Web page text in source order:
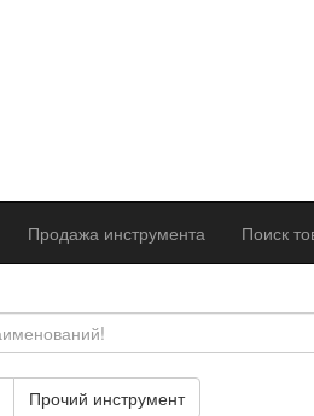
Продажа инструмента Поиск
Прочий инструмент